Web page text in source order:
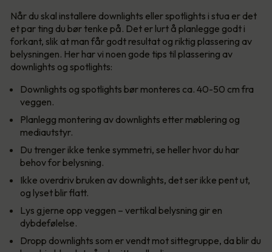
Når du skal installere downlights eller spotlights i stua er det
et par ting du bør tenke på. Det er lurt å planlegge godt i
forkant, slik at man får godt resultat og riktig plassering av
belysningen. Her har vi noen gode tips til plassering av
downlights og spotlights:
Downlights og spotlights bør monteres ca. 40-50 cm fra
veggen.
Planlegg montering av downlights etter møblering og
mediautstyr.
Du trenger ikke tenke symmetri, se heller hvor du har
behov for belysning.
Ikke overdriv bruken av downlights, det ser ikke pent ut,
og lyset blir flatt.
Lys gjerne opp veggen – vertikal belysning gir en
dybdefølelse.
Dropp downlights som er vendt mot sittegruppe, da blir du